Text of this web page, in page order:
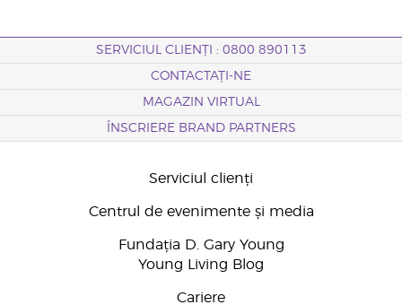
SERVICIUL CLIENȚI : 0800 890113
CONTACTAȚI-NE
MAGAZIN VIRTUAL
ÎNSCRIERE BRAND PARTNERS
Serviciul clienți
Centrul de evenimente și media
Fundația D. Gary Young
Young Living Blog
Cariere